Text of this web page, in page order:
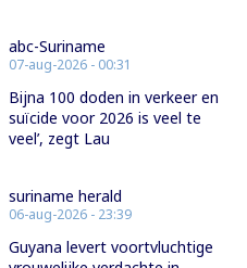
abc-Suriname
07-aug-2026 - 00:31
Bijna 100 doden in verkeer en
suïcide voor 2026 is veel te
veel’, zegt Lau
suriname herald
06-aug-2026 - 23:39
Guyana levert voortvluchtige